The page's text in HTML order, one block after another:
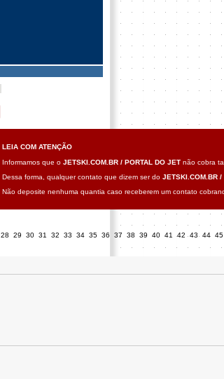
LEIA COM ATENÇÃO
Informamos que o JETSKI.COM.BR / PORTAL DO JETnão cobra
Dessa forma, qualquer contato que dizem ser do JETSKI.COM.BR /
Não deposite nenhuma quantia caso receberem um contato
28 29 30 31 32 33 34 35 36 37 38 39 40 41 42 43 44 45